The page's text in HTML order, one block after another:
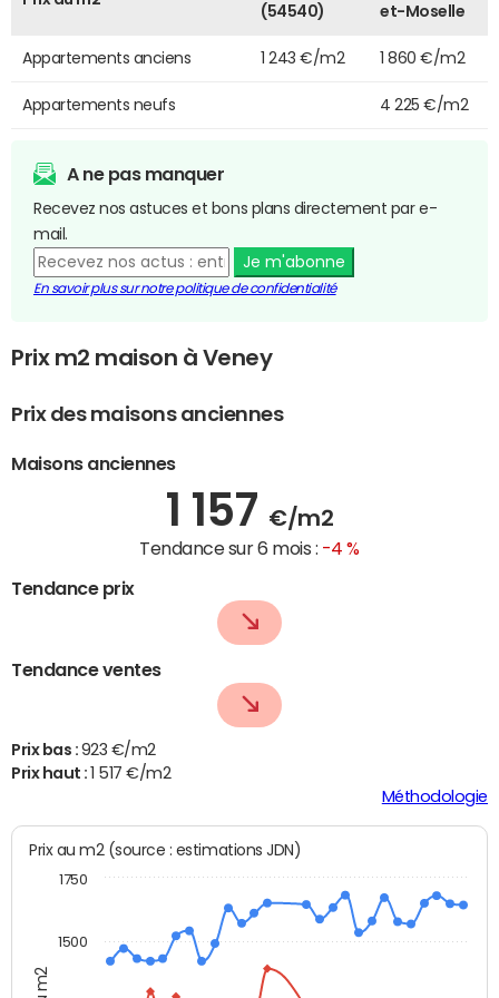
(54540) et-Moselle
Appartements anciens 1 243 €/m2 1 860 €/m2
Appartements neufs 4 225 €/m2
A ne pas manquer
Recevez nos astuces et bons plans directement par e-
mail.
Je m'abonne
En savoir plus sur notre politique de confidentialité
Prix m2 maison à Veney
Prix des maisons anciennes
Maisons anciennes
1 157 €/m2
Tendance sur 6 mois : -4 %
Tendance prix
Tendance ventes
Prix bas : 923 €/m2
Prix haut :
1 517 €/m2
Méthodologie
Prix au m2 (source : estimations JDN)
1500
1750